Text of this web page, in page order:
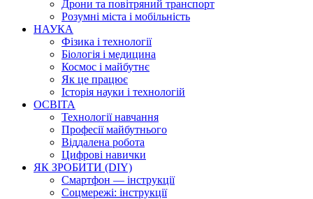
Дрони та повітряний транспорт
Розумні міста і мобільність
НАУКА
Фізика і технології
Біологія і медицина
Космос і майбутнє
Як це працює
Історія науки і технологій
ОСВІТА
Технології навчання
Професії майбутнього
Віддалена робота
Цифрові навички
ЯК ЗРОБИТИ (DIY)
Смартфон — інструкції
Соцмережі: інструкції